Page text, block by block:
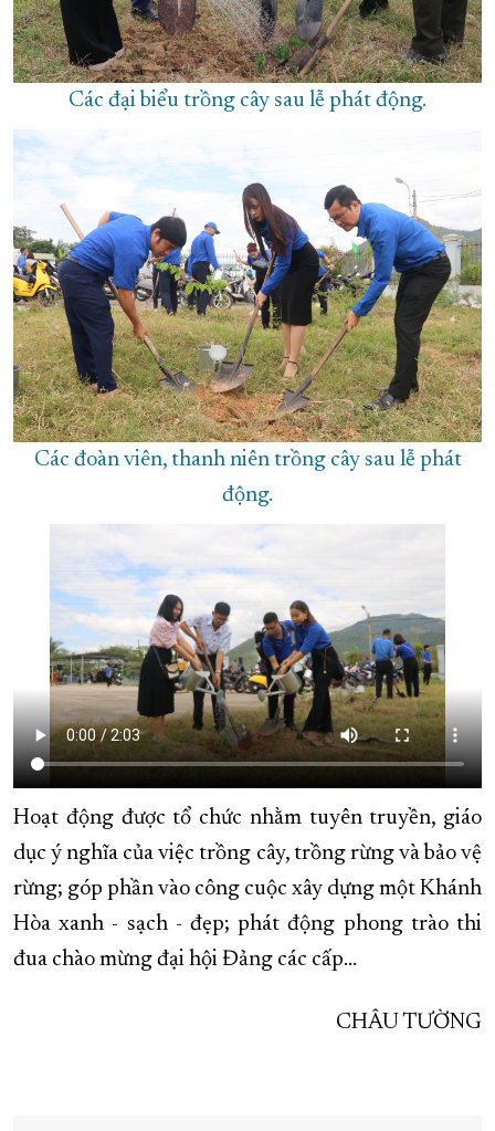
Các đại biểu trồng cây sau lễ phát động.
Các đoàn viên, thanh niên trồng cây sau lễ phát
động.
Hoạt động được tổ chức nhằm tuyên truyền, giáo
dục ý nghĩa của việc trồng cây, trồng rừng và bảo vệ
rừng; góp phần vào công cuộc xây dựng một Khánh
Hòa xanh - sạch - đẹp; phát động phong trào thi
đua chào mừng đại hội Đảng các cấp…
CHÂU TƯỜNG